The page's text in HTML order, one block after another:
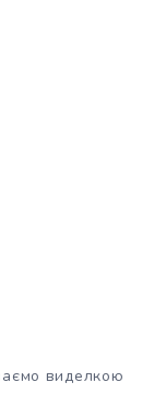
виделкою